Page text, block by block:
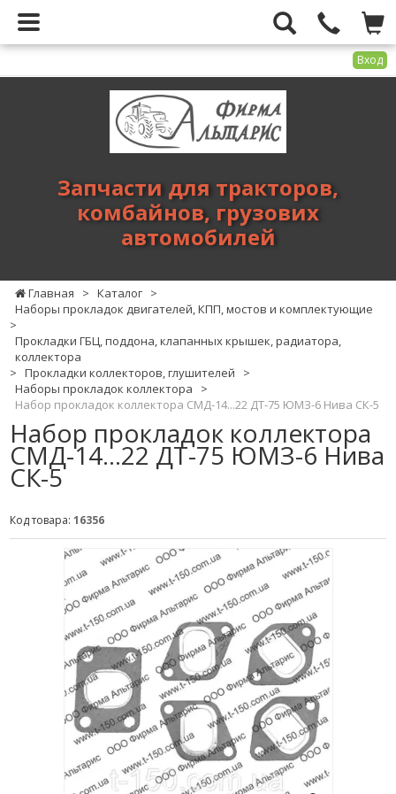
Вход
тракторов,
комбайнов,
Запчасти для тракторов,
комбайнов, грузових
автомобилей
Главная > Каталог >
Наборы прокладок двигателей, КПП, мостов и комплектующие
>
Прокладки ГБЦ, поддона, клапанных крышек, радиатора,
коллектора
> Прокладки коллекторов, глушителей
>
Наборы прокладок коллектора
>
Набор прокладок коллектора СМД-14...22 ДТ-75 ЮМЗ-6 Нива СК-5
Набор прокладок коллектора
СМД-14...22 ДТ-75 ЮМЗ-6 Нива
СК-5
Код товара: 16356